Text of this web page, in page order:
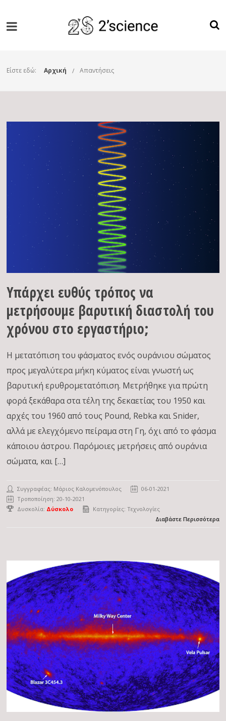
Είστε εδώ: Αρχική Απαντήσεις
Υπάρχει ευθύς τρόπος να
μετρήσουμε βαρυτική διαστολή του
χρόνου στο εργαστήριο;
Η μετατόπιση του φάσματος ενός ουράνιου σώματος
προς μεγαλύτερα μήκη κύματος είναι γνωστή ως
βαρυτική ερυθρομετατόπιση. Μετρήθηκε για πρώτη
φορά ξεκάθαρα στα τέλη της δεκαετίας του 1950 και
αρχές του 1960 από τους Pound, Rebka και Snider,
αλλά με ελεγχόμενο πείραμα στη Γη, όχι από το φάσμα
κάποιου άστρου. Παρόμοιες μετρήσεις από ουράνια
σώματα, και […]
Συγγραφέας: Μάριος Καλομενόπουλος
06-01-2021
Τροποποίηση: 20-10-2021
Δυσκολία: Δύσκολο Κατηγορίες:Τεχνολογίες
Διαβάστε Περισσότερα